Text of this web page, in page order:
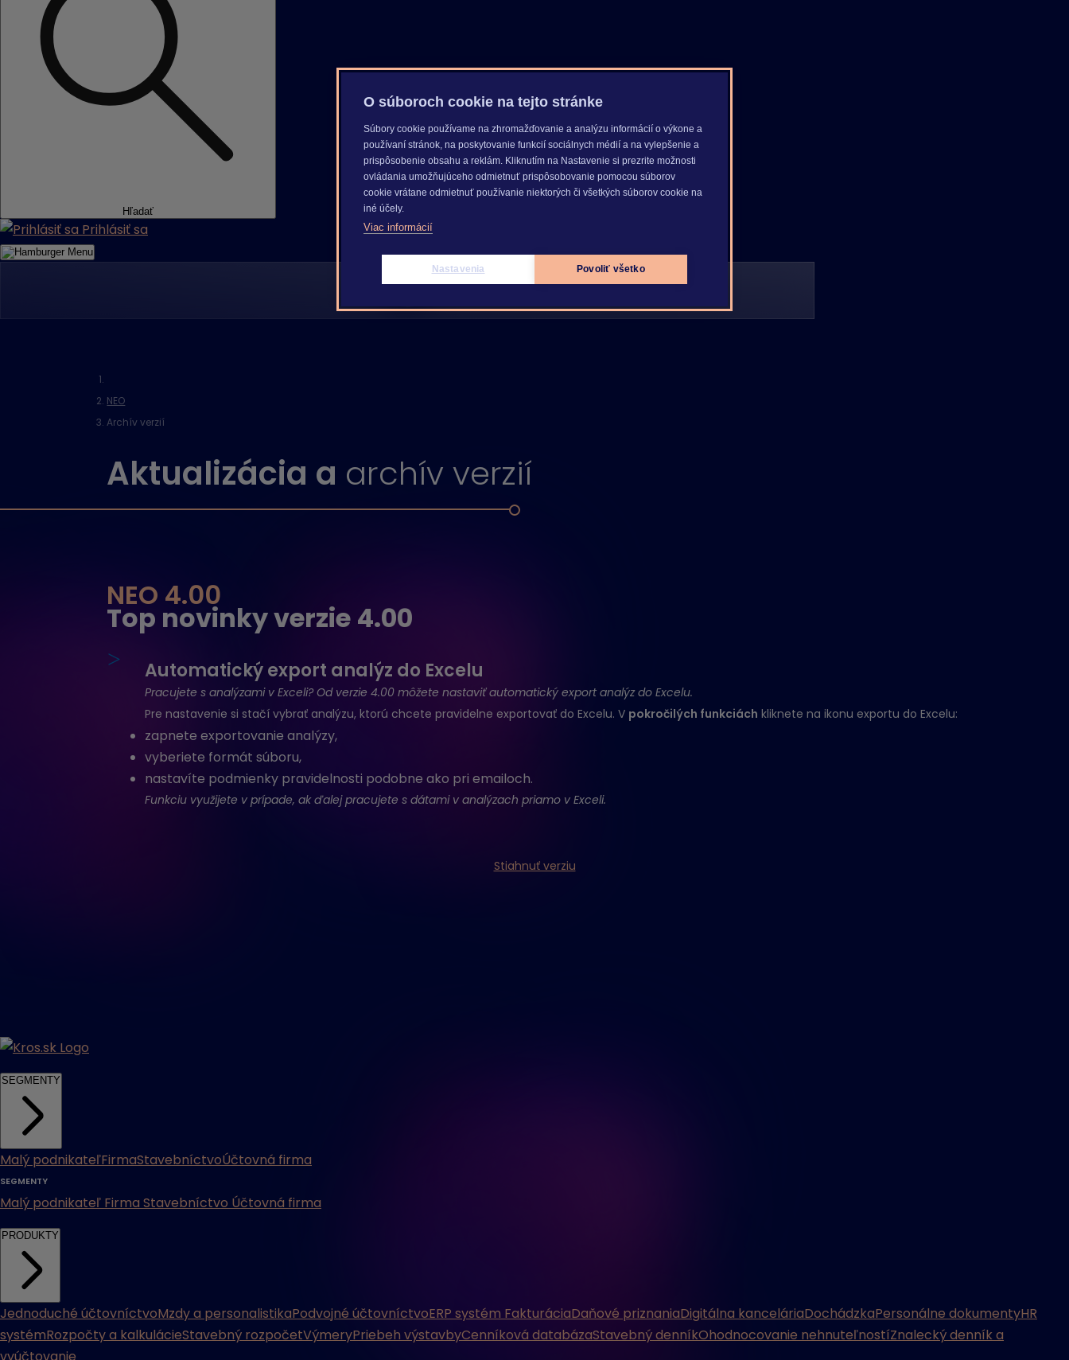
Hľadať
Prihlásiť sa
Menu
NEO
Archív verzií
Aktualizácia a archív verzií
NEO 4.00
Top novinky verzie 4.00
> Automatický export analýz do Excelu
Pracujete s analýzami v Exceli? Od verzie 4.00 môžete nastaviť automatický export analýz do Excelu.
Pre nastavenie si stačí vybrať analýzu, ktorú chcete pravidelne exportovať do Excelu. V pokročilých funkciách kliknete na ikonu exportu do Excelu:
zapnete exportovanie analýzy,
vyberiete formát súboru,
nastavíte podmienky pravidelnosti podobne ako pri emailoch.
Funkciu využijete v prípade, ak ďalej pracujete s dátami v analýzach priamo v Exceli.
Stiahnuť verziu
SEGMENTY
Malý podnikateľFirmaStavebníctvoÚčtovná firma
SEGMENTY
Malý podnikateľ Firma Stavebníctvo Účtovná firma
PRODUKTY
Jednoduché účtovníctvoMzdy a personalistikaPodvojné účtovníctvoERP systém FakturáciaDaňové priznaniaDigitálna kanceláriaDochádzkaPersonálne dokumentyHR
systémRozpočty a kalkulácieStavebný rozpočetVýmeryPriebeh výstavbyCenníková databázaStavebný denníkOhodnocovanie nehnuteľnostíZnalecký denník a
vyúčtovanie
O súboroch cookie na tejto stránke
Súbory cookie používame na zhromažďovanie a analýzu informácií o výkone a
používaní stránok, na poskytovanie funkcií sociálnych médií a na vylepšenie a
prispôsobenie obsahu a reklám. Kliknutím na Nastavenie si prezrite možnosti
ovládania umožňujúceho odmietnuť prispôsobovanie pomocou súborov
cookie vrátane odmietnuť používanie niektorých či všetkých súborov cookie na
iné účely.
Viac informácií
Nastavenia Povoliť všetko